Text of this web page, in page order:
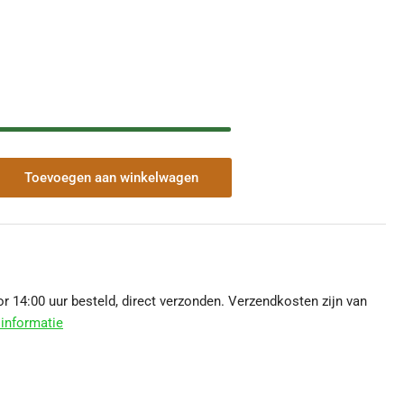
Toevoegen aan winkelwagen
14:00 uur besteld, direct verzonden. Verzendkosten zijn van